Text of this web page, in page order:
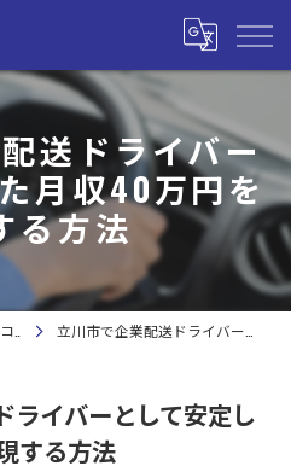
送ドライバー
月収40万円を
る方法
コラム 立川市で企業配送ドライバーとして安定した月収40万円を実現する方法
ライバーとして安定し
する方法